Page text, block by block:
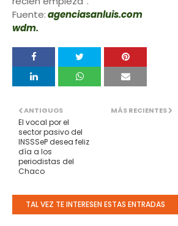
Fuente:agenciasanluis.com
wdm.
MÁS RECIENTES
ANTIGUOS
El vocal por el
sector pasivo del
INSSSeP desea feliz
día a los
periodistas del
Chaco
TAL VEZ TE INTERESEN ESTAS ENTRADAS